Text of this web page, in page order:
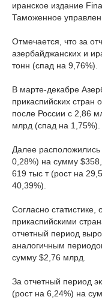
иранское издание
Таможенное
Отмечается, что за
азербайджанских и
тонн (спад на 9,76%).
В марте-декабре
прикаспийских
после России с 2,86
млрд (спад на 1,75%).
Далее
0,28%) на сумму
619 тыс т (рост на
40,39%).
Согласно
прикаспийскими
отчетный период
аналогичным
сумму $2,76 млрд.
За отчетный период
(рост на 6,24%) на